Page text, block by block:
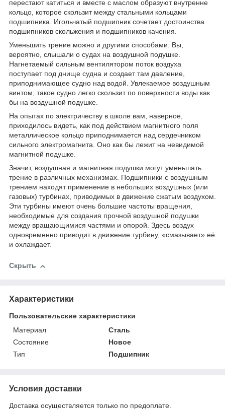
перестают катиться и вместе с маслом образуют внутренне
кольцо, которое скользит между стальными кольцами
подшипника. Игольчатый подшипник сочетает достоинства
подшипников скольжения и подшипников качения.
Уменьшить трение можно и другими способами. Вы,
вероятно, слышали о судах на воздушной подушке.
Нагнетаемый сильным вентилятором поток воздуха
поступает под днище судна и создает там давление,
приподнимающее судно над водой. Увлекаемое воздушным
винтом, такое судно легко скользит по поверхности воды как
бы на воздушной подушке.
На опытах по электричеству в школе вам, наверное,
приходилось видеть, как под действием магнитного поля
металлическое кольцо приподнимается над сердечником
сильного электромагнита. Оно как бы лежит на невидимой
магнитной подушке.
Значит, воздушная и магнитная подушки могут уменьшать
трение в различных механизмах. Подшипники с воздушным
трением находят применение в небольших воздушных (или
газовых) турбинах, приводимых в движение сжатым воздухом.
Эти турбины имеют очень большие частоты вращения,
необходимые для создания прочной воздушной подушки
между вращающимися частями и опорой. Здесь воздух
одновременно приводит в движение турбину, «смазывает» её
и охлаждает.
Скрыть
Характеристики
Пользовательские характеристики
Материал
Сталь
Состояние
Новое
Тип
Подшипник
Условия доставки
Доставка осуществляется только по предоплате.